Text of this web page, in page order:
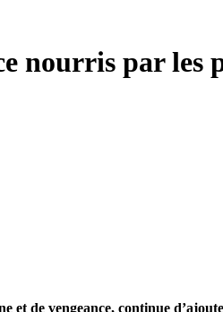
nourris par les
de vengeance, continue